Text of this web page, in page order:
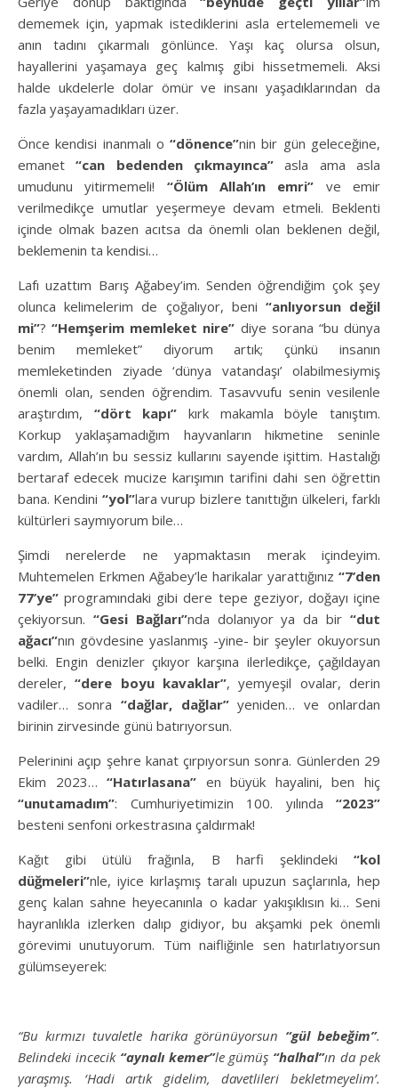
dememek için, yapmak istediklerini asla ertelememeli ve
anın tadını çıkarmalı gönlünce. Yaşı kaç olursa olsun,
hayallerini yaşamaya geç kalmış gibi hissetmemeli. Aksi
halde ukdelerle dolar ömür ve insanı yaşadıklarından da
fazla yaşayamadıkları üzer.
Önce kendisi inanmalı o“dönence”nin bir gün geleceğine,
emanet“can bedenden çıkmayınca” asla ama asla
umudunu yitirmemeli! “Ölüm Allah’ın emri” ve emir
verilmedikçe umutlar yeşermeye devam etmeli. Beklenti
içinde olmak bazen acıtsa da önemli olan beklenen değil,
beklemenin ta kendisi…
Lafı uzattım Barış Ağabey’im. Senden öğrendiğim çok şey
olunca kelimelerim de çoğalıyor, beni “anlıyorsun değil
mi”?“Hemşerim memleket nire” diye sorana “bu dünya
benim memleket” diyorum artık; çünkü insanın
memleketinden ziyade ‘dünya vatandaşı’ olabilmesiymiş
önemli olan, senden öğrendim. Tasavvufu senin vesilenle
araştırdım, “dört kapı” kırk makamla böyle tanıştım.
Korkup yaklaşamadığım hayvanların hikmetine seninle
vardım, Allah’ın bu sessiz kullarını sayende işittim. Hastalığı
bertaraf edecek mucize karışımın tarifini dahi sen öğrettin
bana. Kendini “yol”lara vurup bizlere tanıttığın ülkeleri, farklı
kültürleri saymıyorum bile…
Şimdi nerelerde ne yapmaktasın merak içindeyim.
Muhtemelen Erkmen Ağabey’le harikalar yarattığınız “7’den
77’ye” programındaki gibi dere tepe geziyor, doğayı içine
çekiyorsun. “Gesi Bağları”nda dolanıyor ya da bir“dut
ağacı”nın gövdesine yaslanmış -yine- bir şeyler okuyorsun
belki. Engin denizler çıkıyor karşına ilerledikçe, çağıldayan
dereler,“dere boyu kavaklar”, yemyeşil ovalar, derin
vadiler… sonra “dağlar, dağlar”yeniden… ve onlardan
birinin zirvesinde günü batırıyorsun.
Pelerinini açıp şehre kanat çırpıyorsun sonra. Günlerden 29
Ekim 2023…“Hatırlasana” en büyük hayalini, ben hiç
“unutamadım”: Cumhuriyetimizin 100. yılında “2023”
besteni senfoni orkestrasına çaldırmak!
Kağıt gibi ütülü frağınla, B harfi şeklindeki “kol
düğmeleri”nle, iyice kırlaşmış taralı upuzun saçlarınla, hep
genç kalan sahne heyecanınla o kadar yakışıklısın ki… Seni
hayranlıkla izlerken dalıp gidiyor, bu akşamki pek önemli
görevimi unutuyorum. Tüm naifliğinle sen hatırlatıyorsun
gülümseyerek:
“Bu kırmızı tuvaletle harika görünüyorsun “gül bebeğim”.
Belindeki incecik “aynalı kemer”le gümüş “halhal”ın da pek
yaraşmış. ‘Hadi artık gidelim, davetlileri bekletmeyelim’.